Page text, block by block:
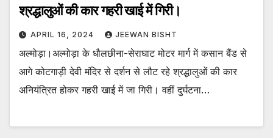
श्रद्धालुओं की कार गहरी खाई में गिरी।
APRIL 16, 2024 JEEWAN BISHT
अल्मोड़ा।अल्मोड़ा के धौलछीना-सेराघाट मोटर मार्ग में कसान बैंड से
आगे कोटगाड़ी देवी मंदिर से दर्शन से लौट रहे श्रद्धालुओं की कार
अनियंत्रित होकर गहरी खाई में जा गिरी। वहीं दुर्घटना…